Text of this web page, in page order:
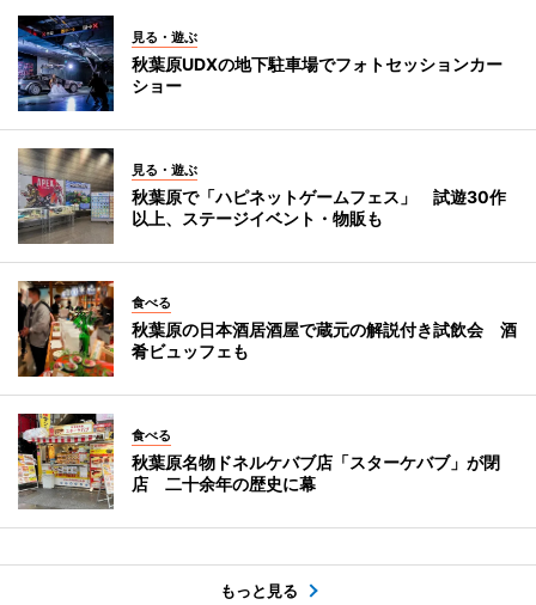
見る・遊ぶ
秋葉原UDXの地下駐車場でフォトセッションカー
ショー
見る・遊ぶ
秋葉原で「ハピネットゲームフェス」 試遊30作
以上、ステージイベント・物販も
食べる
秋葉原の日本酒居酒屋で蔵元の解説付き試飲会 酒
肴ビュッフェも
食べる
秋葉原名物ドネルケバブ店「スターケバブ」が閉
店 二十余年の歴史に幕
もっと見る